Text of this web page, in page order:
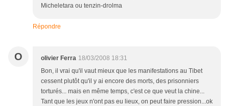
Micheletara ou tenzin-drolma
Répondre
O olivier Ferra 18/03/2008 18:31
Bon, il vrai qu'il vaut mieux que les manifestations au Tibet
cessent plutôt qu'il y ai encore des morts, des prisonniers
torturés... mais en même temps, c'est ce que veut la chine...
Tant que les jeux n'ont pas eu lieux, on peut faire pression...ok